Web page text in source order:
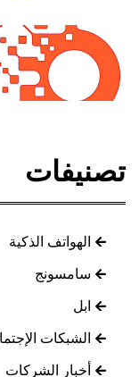
تصنيفات
الهواتف الذكية
سامسونج
ابل
الشبكات
أخبار الشركات